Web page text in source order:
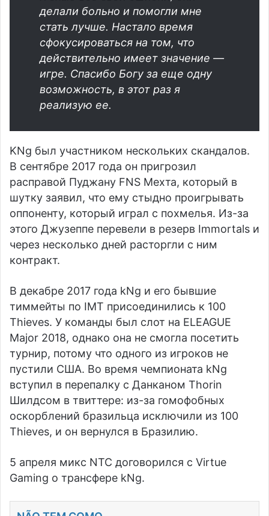
делали больно и помогли мне
стать лучше. Настало время
сфокусироваться на том, что
действительно имеет значение —
игре. Спасибо Богу за еще одну
возможность, в этот раз я
реализую ее.
KNg был участником нескольких скандалов.
В сентябре 2017 года он пригрозил
расправой Пуджану FNS Мехта, который в
шутку заявил, что ему стыдно проигрывать
оппоненту, который играл с похмелья. Из-за
этого Джузеппе перевели в резерв Immortals и
через несколько дней расторгли с ним
контракт.
В декабре 2017 года kNg и его бывшие
тиммейты по IMT присоединились к 100
Thieves. У команды был слот на ELEAGUE
Major 2018, однако она не смогла посетить
турнир, потому что одного из игроков не
пустили США. Во время чемпионата kNg
вступил в перепалку с Данканом Thorin
Шилдсом в твиттере: из-за гомофобных
оскорблений бразильца исключили из 100
Thieves, и он вернулся в Бразилию.
5 апреля микс NTC договорился с Virtue
Gaming о трансфере kNg.